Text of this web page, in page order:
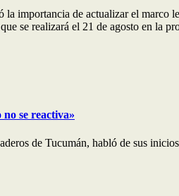
la importancia de actualizar el
se realizará el 21 de agosto en la
se reactiva»
de Tucumán, habló de sus